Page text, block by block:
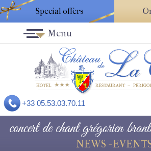
Special offers
+33 05.53.03.70.11
Menu
concert de chant grégorien
NEWS -